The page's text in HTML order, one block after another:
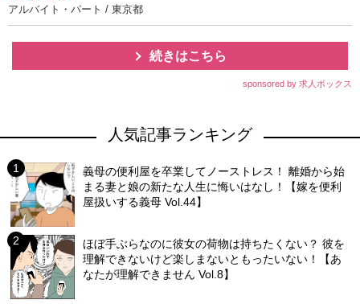
アルバイト・パート / 東京都
続きはこちら
sponsored by 求人ボックス
人気記事ランキング
義母の便利屋を卒業してノーストレス！ 離婚から始
まる妻と娘の新たな人生に悔いはなし！【嫁を便利
屋扱いする義母 Vol.44】
ほぼ手ぶらなのに彼女の荷物は持ちたくない？ 彼を
理解できないけど楽しまないともったいない！【あ
なたが理解できません Vol.8】